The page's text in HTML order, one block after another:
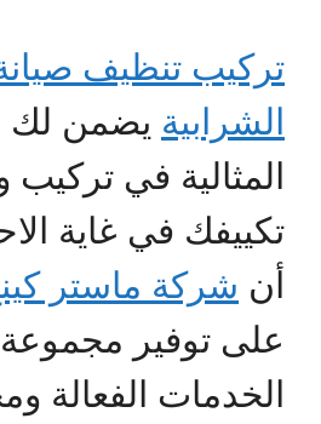
تركيب تنظيف
الشرابية يضمن لك
المثالية في تركيب
تكييفك في غاية
أن شركة ماستر
على توفير
الخدمات الفعالة